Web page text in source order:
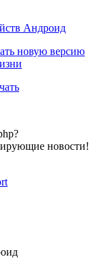
Андроид
новую версию
новости!